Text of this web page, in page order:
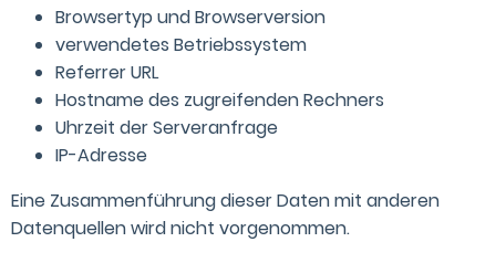
Browsertyp und Browserversion
verwendetes Betriebssystem
Referrer URL
Hostname des zugreifenden Rechners
Uhrzeit der Serveranfrage
IP-Adresse
Eine Zusammenführung dieser Daten mit anderen
Datenquellen wird nicht vorgenommen.